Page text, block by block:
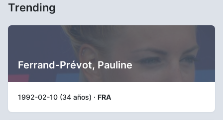
Trending
Ferrand-Prévot, Pauline
1992-02-10 (34 años) · FRA